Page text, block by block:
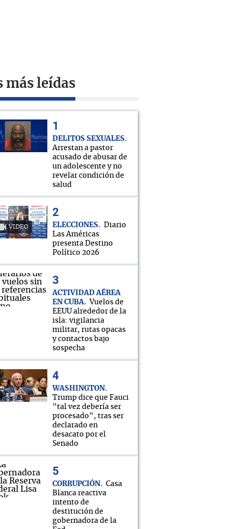
más leídas
DELITOS SEXUALES
Arrestan a pastor
acusado de abusar de
un adolescente y no
revelar condición de
salud
VIDEO ELECCIONES
Diario
Las Américas
presenta Destino
Político 2026
ACTIVIDAD AÉREA
EN CUBA
Vuelos de
EEUU alrededor de la
isla: vigilancia
militar, rutas opacas
y contactos bajo
sospecha
WASHINGTON
Trump dice que Fauci
"tal vez debería ser
procesado", tras ser
declarado en
desacato por el
Senado
CORRUPCIÓN
Casa
Blanca reactiva
intento de
destitución de
gobernadora de la